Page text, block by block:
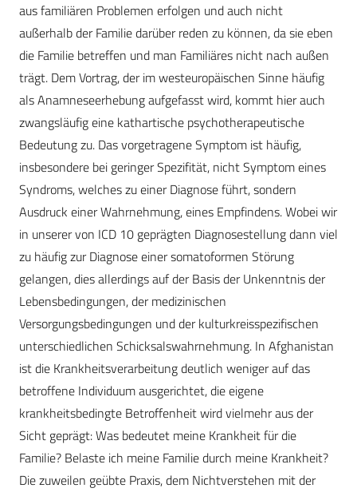
aus familiären Problemen erfolgen und auch nicht
außerhalb der Familie darüber reden zu können, da sie eben
die Familie betreffen und man Familiäres nicht nach außen
trägt. Dem Vortrag, der im westeuropäischen Sinne häufig
als Anamneseerhebung aufgefasst wird, kommt hier auch
zwangsläufig eine kathartische psychotherapeutische
Bedeutung zu. Das vorgetragene Symptom ist häufig,
insbesondere bei geringer Spezifität, nicht Symptom eines
Syndroms, welches zu einer Diagnose führt, sondern
Ausdruck einer Wahrnehmung, eines Empfindens. Wobei wir
in unserer von ICD 10 geprägten Diagnosestellung dann viel
zu häufig zur Diagnose einer somatoformen Störung
gelangen, dies allerdings auf der Basis der Unkenntnis der
Lebensbedingungen, der medizinischen
Versorgungsbedingungen und der kulturkreisspezifischen
unterschiedlichen Schicksalswahrnehmung. In Afghanistan
ist die Krankheitsverarbeitung deutlich weniger auf das
betroffene Individuum ausgerichtet, die eigene
krankheitsbedingte Betroffenheit wird vielmehr aus der
Sicht geprägt: Was bedeutet meine Krankheit für die
Familie? Belaste ich meine Familie durch meine Krankheit?
Die zuweilen geübte Praxis, dem Nichtverstehen mit der